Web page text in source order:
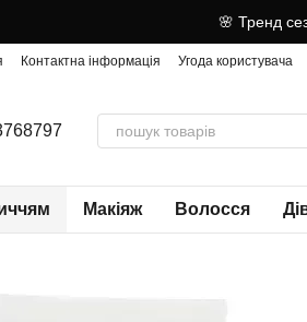
🌸 Тренд
Контактна інформація Угода користувача
Макіяж Волосся